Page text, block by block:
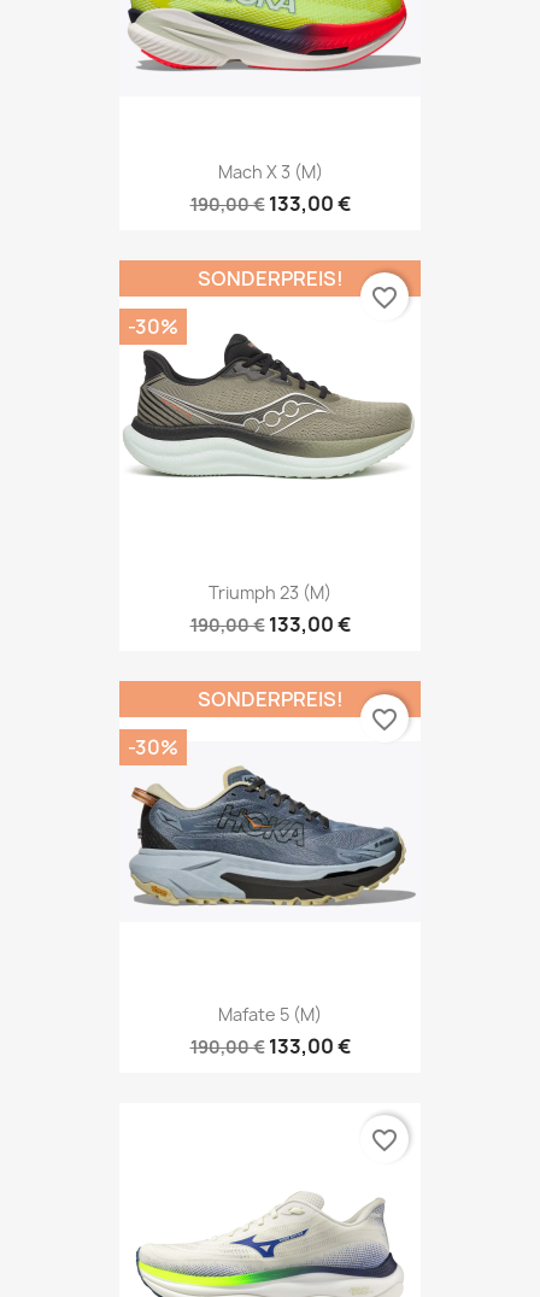
Mach X 3 (M)
190,00 € 133,00 €
Triumph 23 (M)
190,00 € 133,00 €
SONDERPREIS!
-30%
favorite_border
Mafate 5 (M)
190,00 € 133,00 €
SONDERPREIS!
-30%
favorite_border
favorite_border